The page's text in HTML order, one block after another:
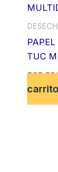
TUC
$
carrito